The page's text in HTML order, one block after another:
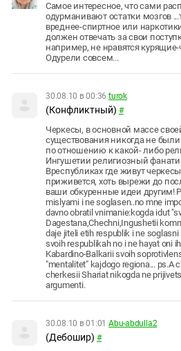
Самое интересное, что сами
одурманивают остатки мозгов
вреднее-спиртное или
должен отвечать за свои
например, не нравятся
Одурели совсем...
30.08.10 в 00:36 turok
(Конфликтный) #
Черкесы, в основной массе
существования никогда не
по отношению к какой- либо
Ингушетии религиозный
Вреспубликах где живут
приживется, хоть вырежи до
ваши обкуренные идеи другим!
mislyami i ne soglasen..no mne
davno obratil vnimanie:kogda idut
Dagestana,Chechni,Ingushetii
daje jiteli etih respublik i ne
svoih respublikah no i ne hayat oni
Kabardino-Balkarii svoih
"mentalitet" kajdogo regiona... ps.A
cherkesii Shariat nikogda ne
argumenti.
30.08.10 в 01:01 Abu-abdulla2
(Дебошир) #